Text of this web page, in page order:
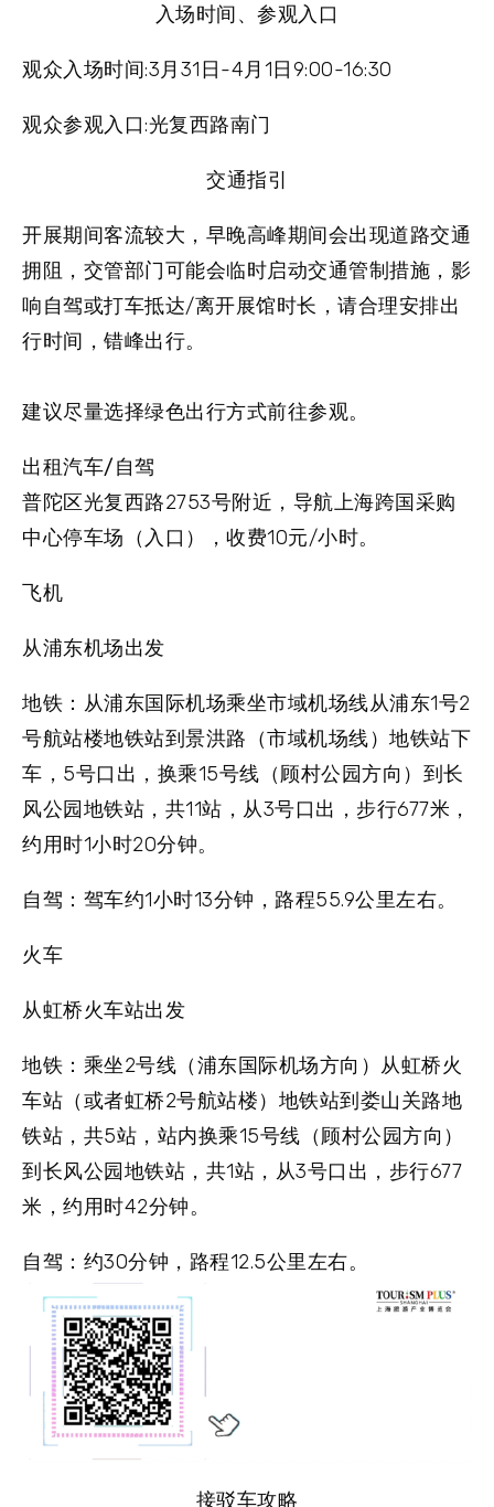
入场时间、参观入口
观众入场时间:3月31日-4月1日9:00-16:30
观众参观入口:光复西路南门
交通指引
开展期间客流较大，早晚高峰期间会出现道路交通
拥阻，交管部门可能会临时启动交通管制措施，影
响自驾或打车抵达/离开展馆时长，请合理安排出
行时间，错峰出行。
建议尽量选择绿色出行方式前往参观。
出租汽车/自驾
普陀区光复西路2753号附近，导航上海跨国采购
中心停车场（入口），收费10元/小时。
飞机
从浦东机场出发
地铁： 从浦东国际机场乘坐市域机场线从浦东1号2
号航站楼地铁站到景洪路（市域机场线）地铁站下
车，5号口出，换乘15号线（顾村公园方向）到长
风公园地铁站，共11站，从3号口出，步行677米，
约用时1小时20分钟。
自驾： 驾车约1小时13分钟，路程55.9公里左右。
火车
从虹桥火车站出发
地铁 ：乘坐2号线（浦东国际机场方向）从虹桥火
车站（或者虹桥2号航站楼）地铁站到娄山关路地
铁站，共5站，站内换乘15号线（顾村公园方向）
到长风公园地铁站，共1站，从3号口出，步行677
米，约用时42分钟。
自驾 ：约30分钟，路程12.5公里左右。
接驳车攻略